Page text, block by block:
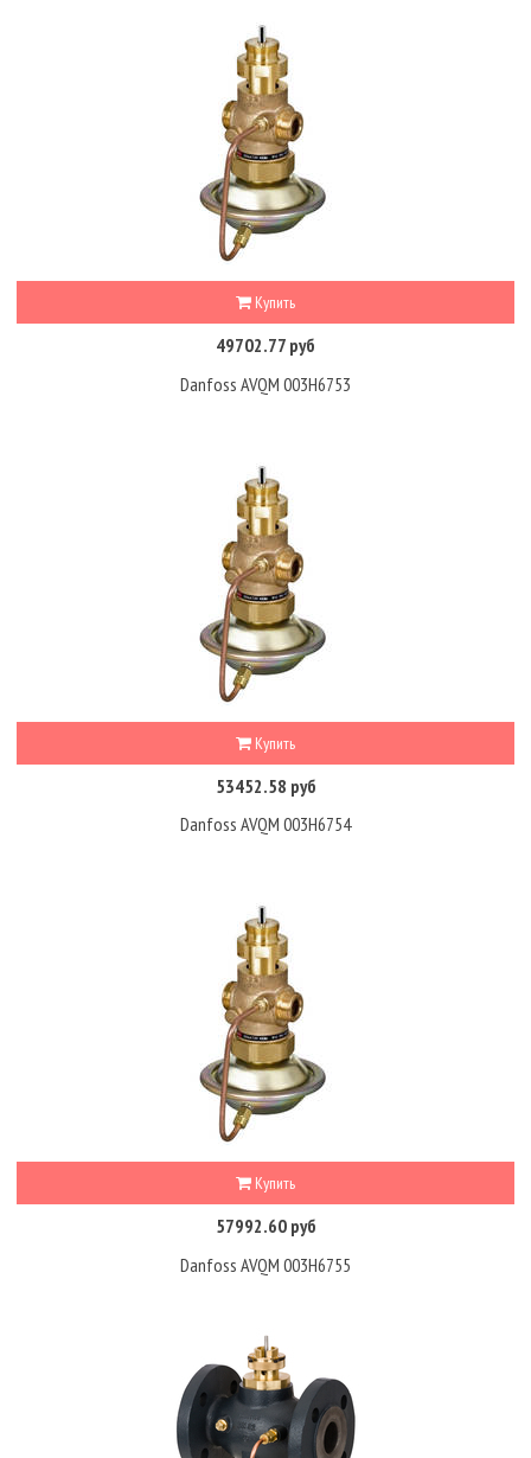
Купить
49702.77 руб
Danfoss AVQM 003H6753
Купить
53452.58 руб
Danfoss AVQM 003H6754
Купить
57992.60 руб
Danfoss AVQM 003H6755